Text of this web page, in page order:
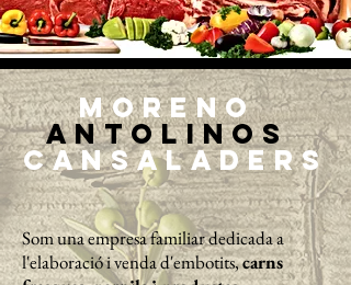
morenO
antolinos
CANSALADERS
Som una empresa familiar dedicada a
l'elaboració i venda d'embotits,carns